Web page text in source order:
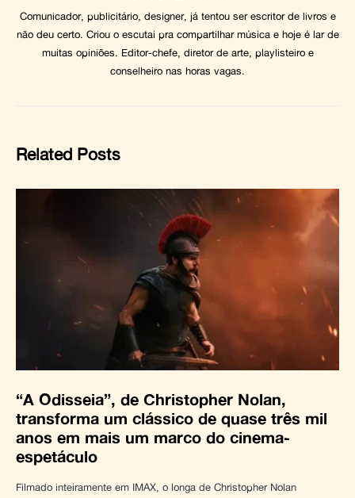
Comunicador, publicitário, designer, já tentou ser escritor de livros e
não deu certo. Criou o escutai pra compartilhar música e hoje é lar de
muitas opiniões. Editor-chefe, diretor de arte, playlisteiro e
conselheiro nas horas vagas.
Related Posts
“A Odisseia”, de Christopher Nolan,
transforma um clássico de quase três mil
anos em mais um marco do cinema-
espetáculo
Filmado inteiramente em IMAX, o longa de Christopher Nolan